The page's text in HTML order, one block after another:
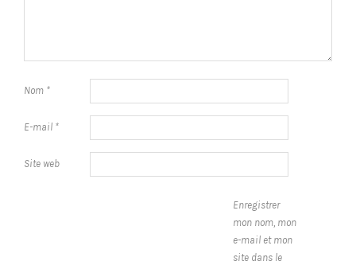
Nom *
E-mail *
Site web
Enregistrer
mon nom, mon
e-mail et mon
site dans le